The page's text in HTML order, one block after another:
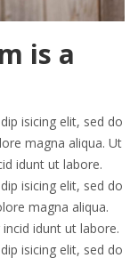
is a
isicing elit, sed do
magna aliqua. Ut
idunt ut labore.
isicing elit, sed do
magna aliqua.
idunt ut labore.
isicing elit, sed do